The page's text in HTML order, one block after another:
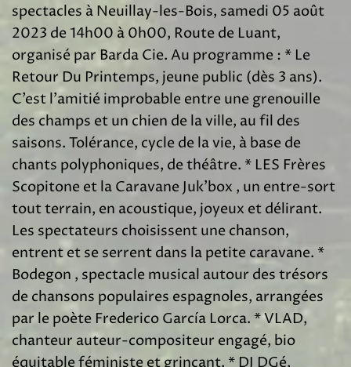
spectacles à Neuillay-les-Bois, samedi 05 août
2023 de 14h00 à 0h00, Route de Luant,
organisé par Barda Cie. Au programme : * Le
Retour Du Printemps, jeune public (dès 3 ans).
C’est l’amitié improbable entre une grenouille
des champs et un chien de la ville, au fil des
saisons. Tolérance, cycle de la vie, à base de
chants polyphoniques, de théâtre. * LES Frères
Scopitone et la Caravane Juk’box , un entre-sort
tout terrain, en acoustique, joyeux et délirant.
Les spectateurs choisissent une chanson,
entrent et se serrent dans la petite caravane. *
Bodegon , spectacle musical autour des trésors
de chansons populaires espagnoles, arrangées
par le poète Frederico García Lorca. * VLAD,
chanteur auteur-compositeur engagé, bio
équitable féministe et grinçant. * DJ DGé,